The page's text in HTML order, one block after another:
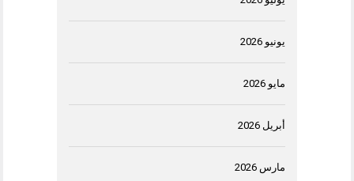
يونيو 2026
مايو 2026
أبريل 2026
مارس 2026